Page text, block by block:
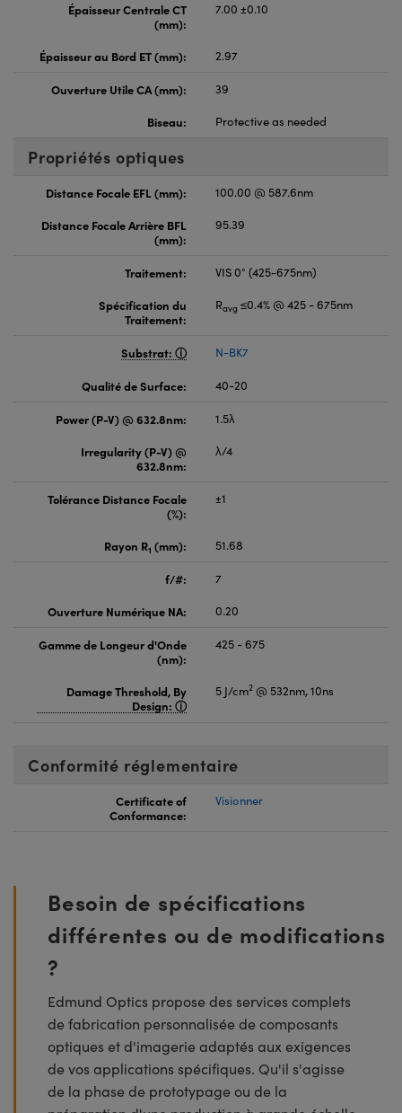
Épaisseur Centrale CT
(mm):
7.00 ±0.10
Épaisseur au Bord ET (mm): 2.97
Ouverture Utile CA (mm):
39
Biseau:
Protective as needed
Propriétés optiques
Distance Focale EFL (mm):
100.00 @ 587.6nm
Distance Focale Arrière BFL
(mm):
95.39
Traitement:
VIS 0° (425-675nm)
Spécification du
Traitement:
Ravg ≤0.4% @ 425 - 675nm
Substrat: N-BK7
Qualité de Surface: 40-20
Power (P-V) @ 632.8nm:
1.5λ
Irregularity (P-V) @
632.8nm:
λ/4
Tolérance Distance Focale
(%):
±1
Rayon R1 (mm): 51.68
f/#:
7
Ouverture Numérique NA:
0.20
Gamme de Longeur d'Onde
(nm):
425 - 675
Damage Threshold, By
Design:
5 J/cm2 @ 532nm, 10ns
Conformité réglementaire
Certificate of
Conformance:
Visionner
Besoin de spécifications
différentes ou de modifications
?
Edmund Optics propose des services complets
de fabrication personnalisée de composants
optiques et d'imagerie adaptés aux exigences
de vos applications spécifiques. Qu'il s'agisse
de la phase de prototypage ou de la